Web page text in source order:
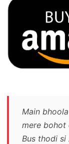
Main
mere bohot
Bus thodi